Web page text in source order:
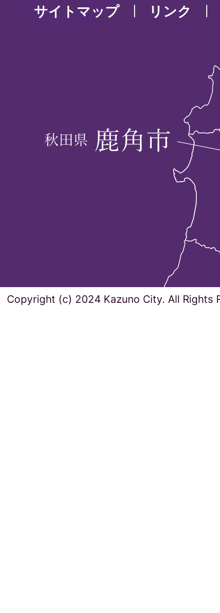
サイトマップ
リンク
Copyright (c) 2024 Kazuno City. All Rights